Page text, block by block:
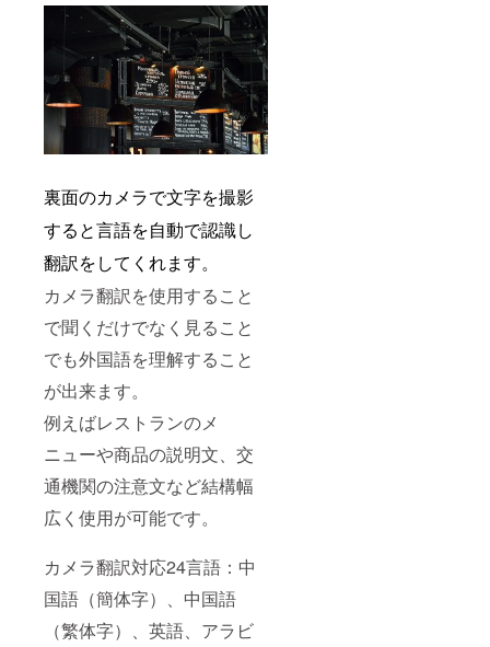
裏面のカメラで文字を撮影
すると言語を自動で認識し
翻訳をしてくれます。
カメラ翻訳を使用すること
で聞くだけでなく見ること
でも外国語を理解すること
が出来ます。
例えばレストランのメ
ニューや商品の説明文、交
通機関の注意文など結構幅
広く使用が可能です。
カメラ翻訳対応24言語：中
国語（簡体字）、中国語
（繁体字）、英語、アラビ